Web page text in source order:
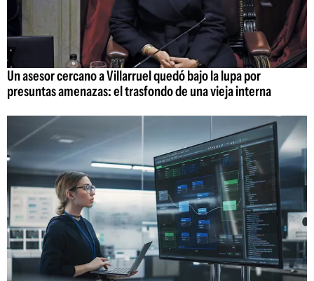
Un asesor cercano a Villarruel quedó bajo la lupa por
presuntas amenazas: el trasfondo de una vieja interna